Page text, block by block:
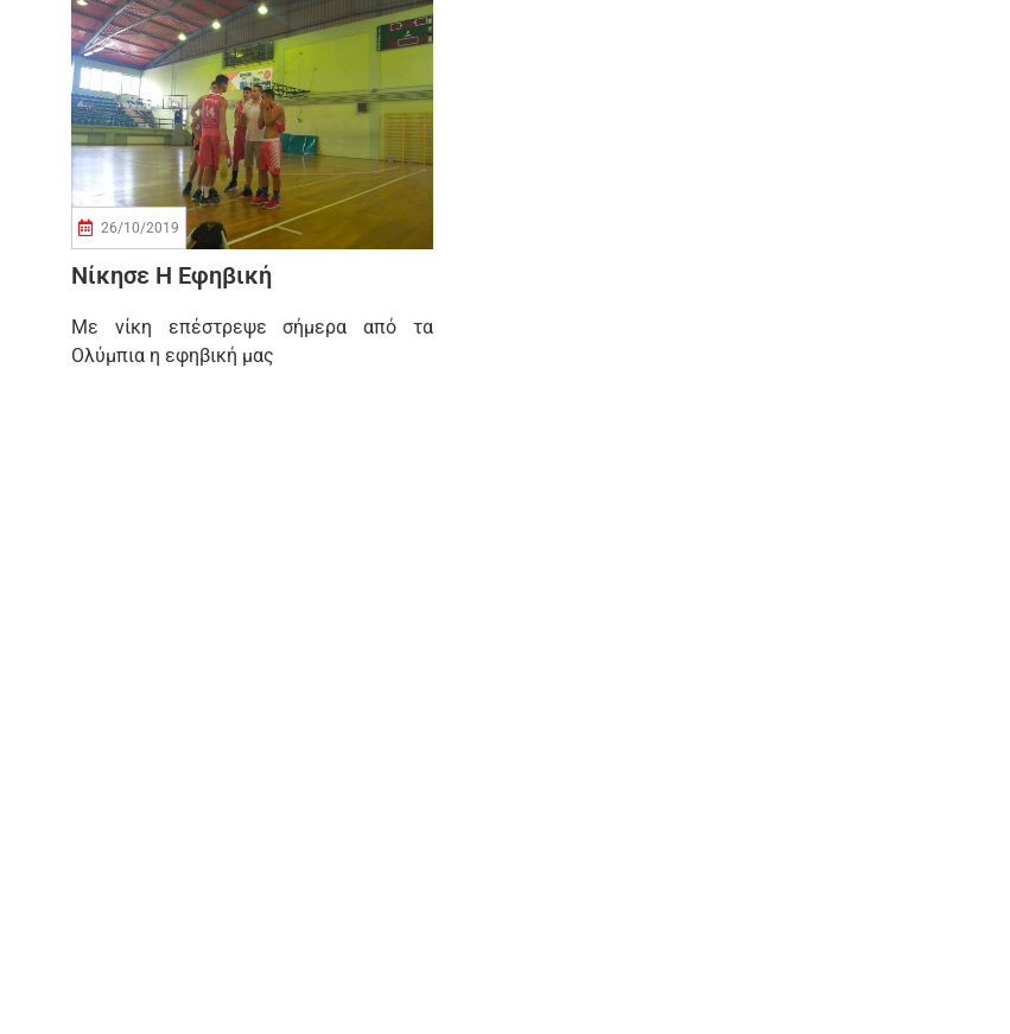
26/10/2019
Νίκησε Η Εφηβική
Με νίκη επέστρεψε σήμερα από τα
Ολύμπια η εφηβική μας